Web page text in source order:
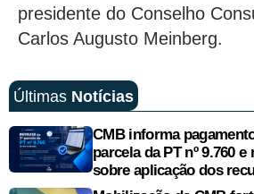
presidente do Conselho
Carlos Augusto Meinberg.
Últimas Notícias
CMB informa
parcela da PT nº 9.760
sobre aplicação dos